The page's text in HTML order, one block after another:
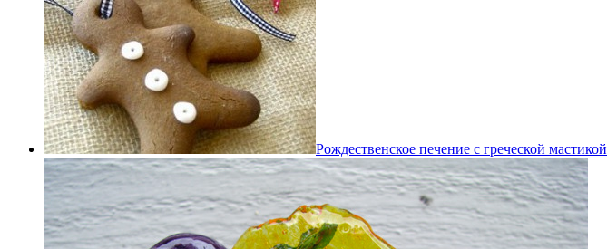
Рождественское печение с греческой мастикой